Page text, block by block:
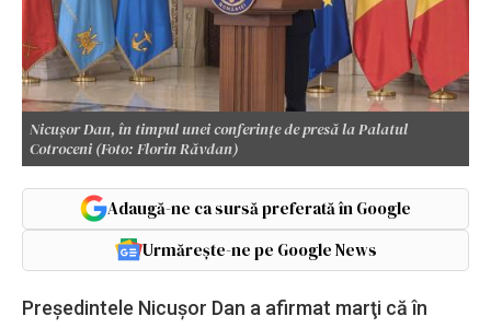
Nicușor Dan, în timpul unei conferințe de presă la Palatul
Cotroceni (Foto: Florin Răvdan)
Adaugă-ne ca sursă preferată în Google
Urmărește-ne pe Google News
Preşedintele Nicuşor Dan a afirmat marţi că în